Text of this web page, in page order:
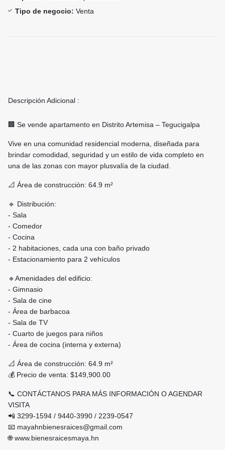
Tipo de negocio: Venta
Descripción Adicional :
🏢 Se vende apartamento en Distrito Artemisa – Tegucigalpa
Vive en una comunidad residencial moderna, diseñada para
brindar comodidad, seguridad y un estilo de vida completo en
una de las zonas con mayor plusvalía de la ciudad.
📐 Área de construcción: 64.9 m²
🔹 Distribución:
- Sala
- Comedor
- Cocina
- 2 habitaciones, cada una con baño privado
- Estacionamiento para 2 vehículos
🔹Amenidades del edificio:
- Gimnasio
- Sala de cine
- Área de barbacoa
- Sala de TV
- Cuarto de juegos para niños
- Área de cocina (interna y externa)
📐 Área de construcción: 64.9 m²
💰 Precio de venta: $149,900.00
📞 CONTÁCTANOS PARA MÁS INFORMACIÓN O AGENDAR
VISITA
📲 3299-1594 / 9440-3990 / 2239-0547
📧 mayahnbienesraices@gmail.com
🌐 www.bienesraicesmaya.hn